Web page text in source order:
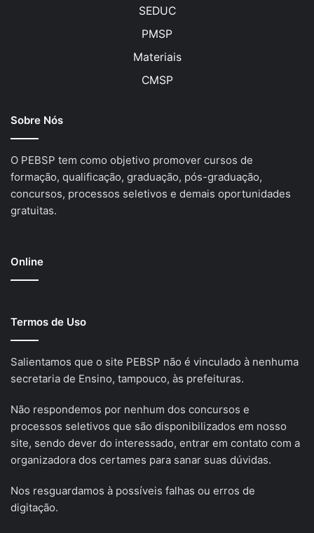
SEDUC
PMSP
Materiais
CMSP
Sobre Nós
O PEBSP tem como objetivo promover cursos de
formação, qualificação, graduação, pós-graduação,
concursos, processos seletivos e demais oportunidades
gratuitas.
Online
Termos de Uso
Salientamos que o site PEBSP não é vinculado à nenhuma
secretaria de Ensino, tampouco, às prefeituras.
Não respondemos por nenhum dos concursos e
processos seletivos que são disponibilizados em nosso
site, sendo dever do interessado, entrar em contato com a
organizadora dos certames para sanar suas dúvidas.
Nos resguardamos à possíveis falhas ou erros de
digitação.